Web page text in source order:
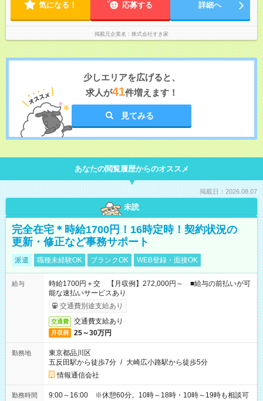
気になる！ 応募する 詳細へ
掲載元企業名 株式会社すき家
少しエリアを広げると、
求人が41件増えます！
見てみる
あなたの閲覧履歴からのオススメ
掲載日：2026.08.07
未読
完全在宅＊時給1700円！16時定時！契約状況の
更新・修正など事務サポート
派遣 職種未経験OK ブランクOK WEB登録・面接OK
給与
時給1700円＋交 【月収例】272,000円～ ■給与の前払いが可
能な速払いサービスあり
交通費別途支給あり
交通費 交通費支給あり
月収例 25～30万円
勤務地
東京都品川区
五反田駅から徒歩7分 / 大崎広小路駅から徒歩5分
情報通信会社
勤務時間
9:00～16:00 ※休憩60分。10時～18時・10時～19時も相談可